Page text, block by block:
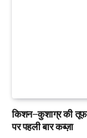
किशन–कुशाग्र की
पर पहली बार कब्ज़ा